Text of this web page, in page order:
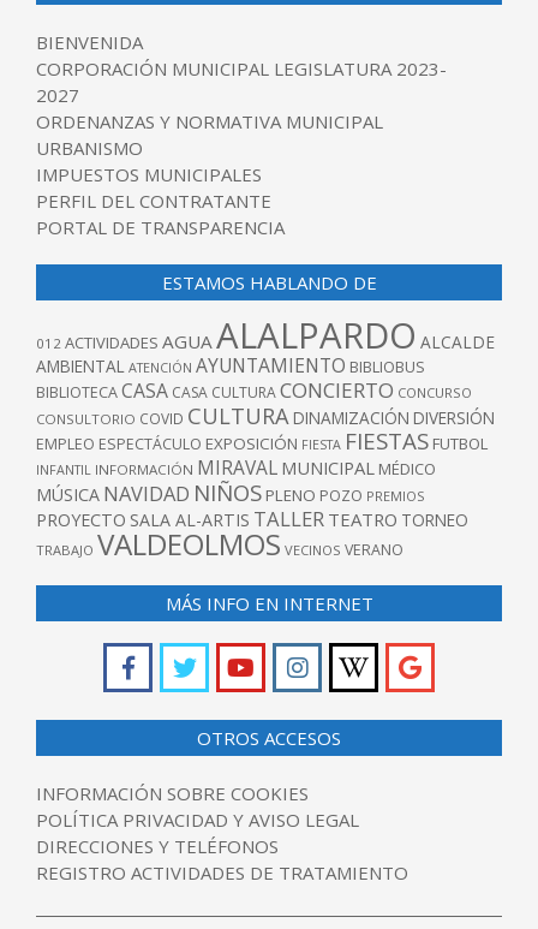
BIENVENIDA
CORPORACIÓN MUNICIPAL LEGISLATURA 2023-
2027
ORDENANZAS Y NORMATIVA MUNICIPAL
URBANISMO
IMPUESTOS MUNICIPALES
PERFIL DEL CONTRATANTE
PORTAL DE TRANSPARENCIA
ESTAMOS HABLANDO DE
012 ACTIVIDADES AGUAALALPARDO ALCALDE
AMBIENTAL ATENCIÓN AYUNTAMIENTO BIBLIOBUS
BIBLIOTECACASA CASA CULTURACONCIERTO CONCURSO
CONSULTORIO COVID CULTURA DINAMIZACIÓN DIVERSIÓN
EMPLEO ESPECTÁCULO EXPOSICIÓN FIESTA FIESTAS FUTBOL
INFANTIL INFORMACIÓN MIRAVAL MUNICIPAL MÉDICO
MÚSICA NAVIDAD NIÑOS PLENO POZO PREMIOS
PROYECTO SALA AL-ARTIS TALLER TEATRO TORNEO
TRABAJO VALDEOLMOS VECINOS VERANO
MÁS INFO EN INTERNET
OTROS ACCESOS
INFORMACIÓN SOBRE COOKIES
POLÍTICA PRIVACIDAD Y AVISO LEGAL
DIRECCIONES Y TELÉFONOS
REGISTRO ACTIVIDADES DE TRATAMIENTO